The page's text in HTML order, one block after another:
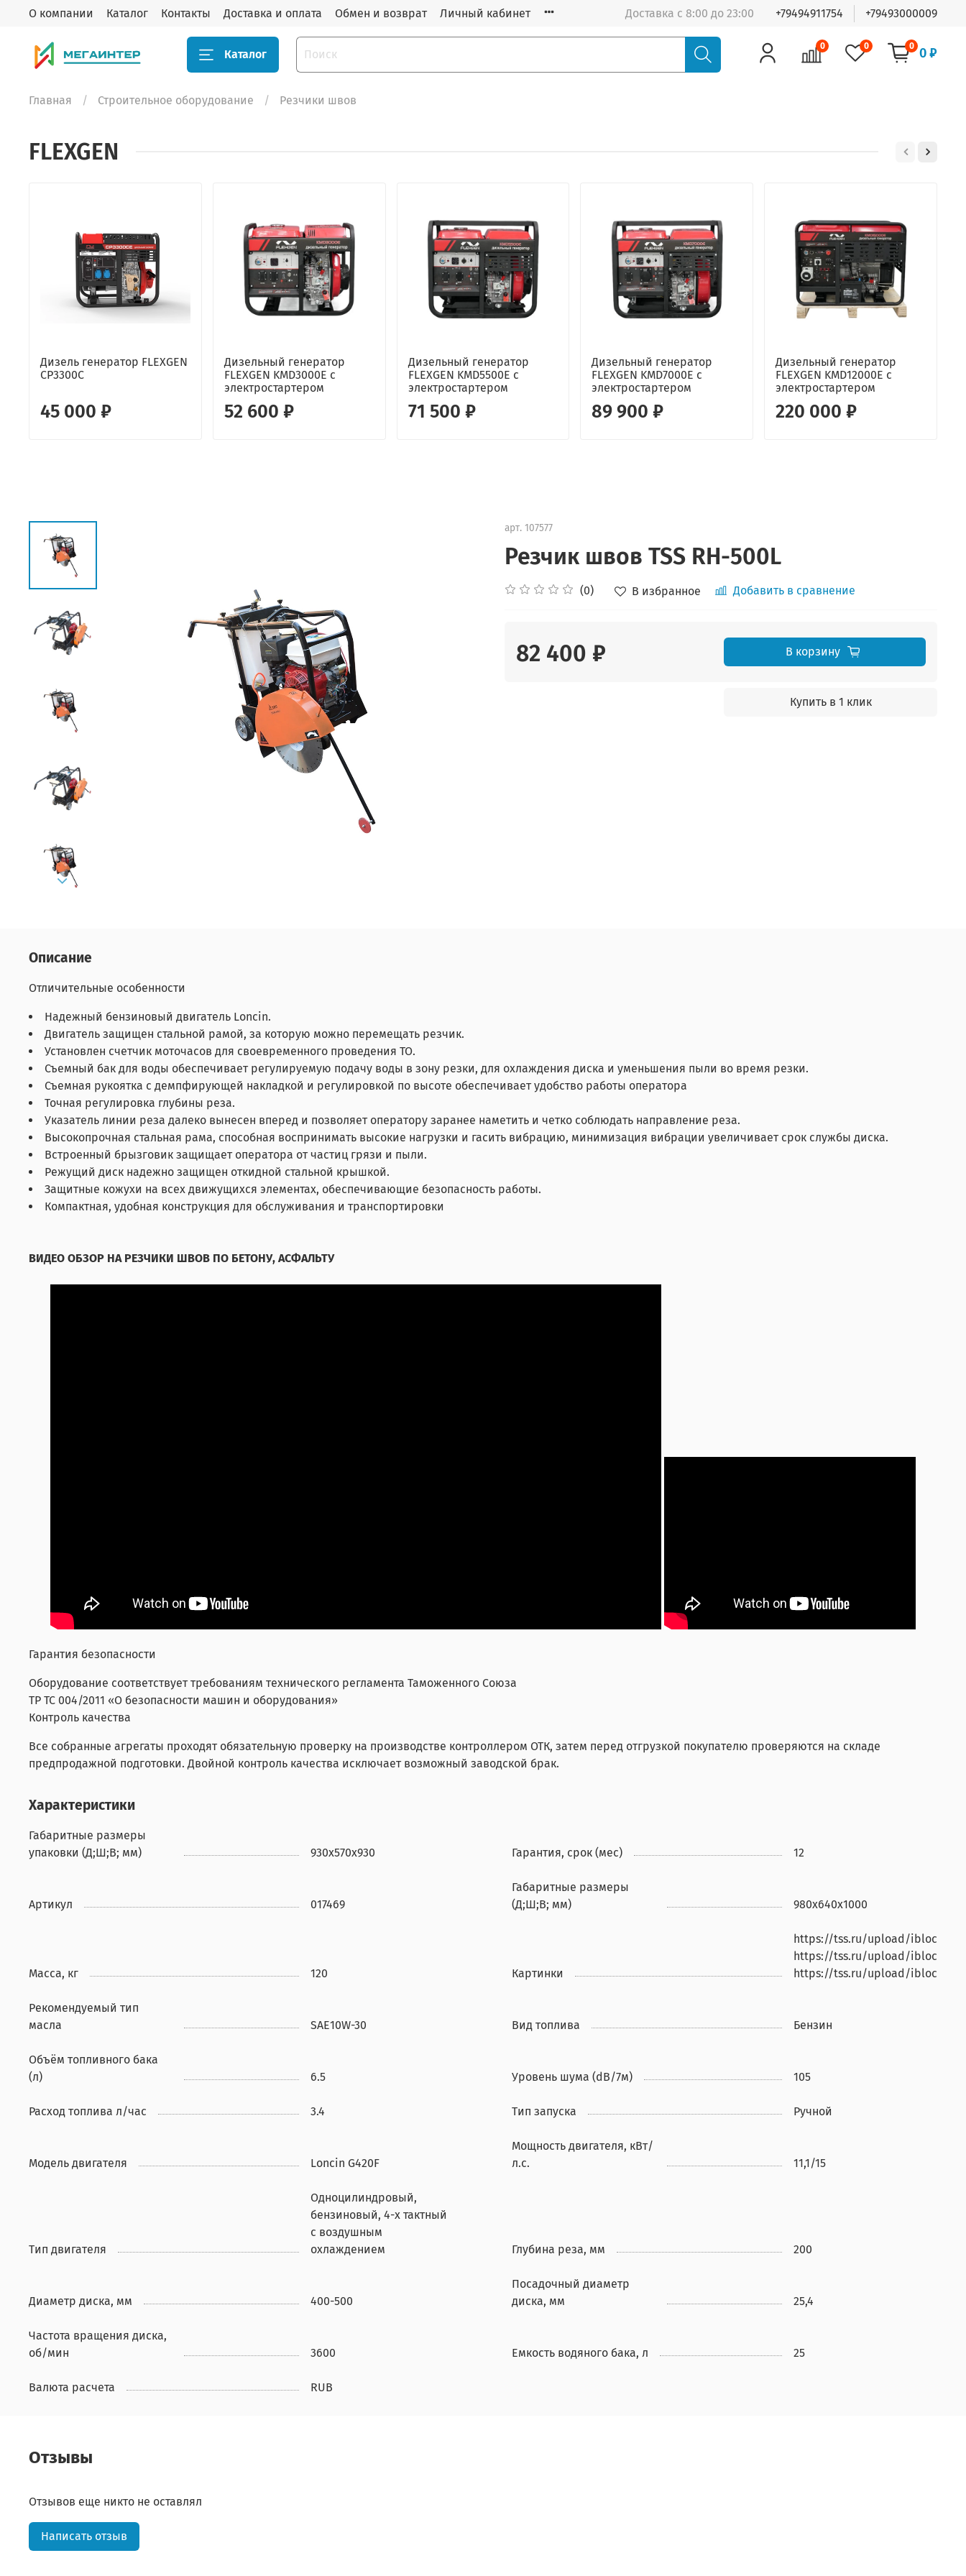
О компании Каталог Контакты Доставка и оплата Обмен и возврат Личный кабинет Доставка с 8:00 до 23:00 +79494911754 +79493000009
Каталог
0 0 0 0 ₽
Главная Строительное оборудование Резчики швов
FLEXGEN
Дизель генератор FLEXGEN
CP3300C
45 000 ₽
Дизельный генератор
FLEXGEN KMD3000E с
электростартером
52 600 ₽
Дизельный генератор
FLEXGEN KMD5500E с
электростартером
71 500 ₽
Дизельный генератор
FLEXGEN KMD7000E с
электростартером
89 900 ₽
Дизельный генератор
FLEXGEN KMD12000E с
электростартером
220 000 ₽
арт. 107577
Резчик швов TSS RH-500L
(0) В избранное Добавить в сравнение
82 400 ₽ В корзину
Купить в 1 клик
Описание
Отличительные особенности
Надежный бензиновый двигатель Loncin.
Двигатель защищен стальной рамой, за которую можно перемещать резчик.
Установлен счетчик моточасов для своевременного проведения ТО.
Съемный бак для воды обеспечивает регулируемую подачу воды в зону резки, для охлаждения диска и уменьшения пыли во время резки.
Съемная рукоятка с демпфирующей накладкой и регулировкой по высоте обеспечивает удобство работы оператора
Точная регулировка глубины реза.
Указатель линии реза далеко вынесен вперед и позволяет оператору заранее наметить и четко соблюдать направление реза.
Высокопрочная стальная рама, способная воспринимать высокие нагрузки и гасить вибрацию, минимизация вибрации увеличивает срок службы диска.
Встроенный брызговик защищает оператора от частиц грязи и пыли.
Режущий диск надежно защищен откидной стальной крышкой.
Защитные кожухи на всех движущихся элементах, обеспечивающие безопасность работы.
Компактная, удобная конструкция для обслуживания и транспортировки
ВИДЕО ОБЗОР НА РЕЗЧИКИ ШВОВ ПО БЕТОНУ, АСФАЛЬТУ
Гарантия безопасности
Оборудование соответствует требованиям технического регламента Таможенного Союза
ТР ТС 004/2011 «О безопасности машин и оборудования»
Контроль качества
Все собранные агрегаты проходят обязательную проверку на производстве контроллером ОТК, затем перед отгрузкой покупателю проверяются на складе
предпродажной подготовки. Двойной контроль качества исключает возможный заводской брак.
Характеристики
Габаритные размеры
упаковки (Д;Ш;В; мм)
930х570х930 Гарантия, срок (мес) 12
Артикул 017469
Габаритные размеры
(Д;Ш;В; мм)
980х640х1000
Масса, кг 120 Картинки
https://tss.ru/upload/iblock/
https://tss.ru/upload/iblock/
https://tss.ru/upload/iblock/
Рекомендуемый тип
масла
SAE10W-30 Вид топлива Бензин
Объём топливного бака
(л)
6.5 Уровень шума (dB/7м) 105
Расход топлива л/час 3.4 Тип запуска Ручной
Модель двигателя Loncin G420F
Мощность двигателя, кВт/
л.с.
11,1/15
Тип двигателя
Одноцилиндровый,
бензиновый, 4-х тактный
с воздушным
охлаждением
Глубина реза, мм 200
Диаметр диска, мм 400-500
Посадочный диаметр
диска, мм
25,4
Частота вращения диска,
об/мин
3600 Емкость водяного бака, л 25
Валюта расчета RUB
Отзывы
Отзывов еще никто не оставлял
Написать отзыв